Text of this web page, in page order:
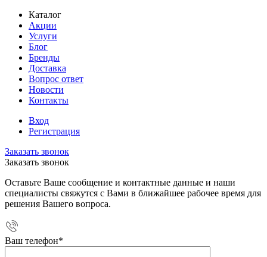
Каталог
Акции
Услуги
Блог
Бренды
Доставка
Вопрос ответ
Новости
Контакты
Вход
Регистрация
Заказать звонок
Заказать звонок
Оставьте Ваше сообщение и контактные данные и наши
специалисты свяжутся с Вами в ближайшее рабочее время для
решения Вашего вопроса.
Ваш телефон*